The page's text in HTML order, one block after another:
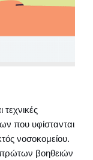
που υφίστανται
νοσοκομείου.
πρώτων βοηθειών